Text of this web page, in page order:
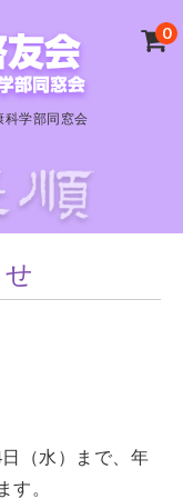
科学部同窓会
0
（水）まで、年
す。